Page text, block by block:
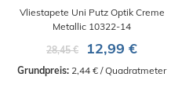
Vliestapete Uni Putz Optik Creme
Metallic 10322-14
28,45 €
12,99 €
Grundpreis: 2,44 € / Quadratmeter